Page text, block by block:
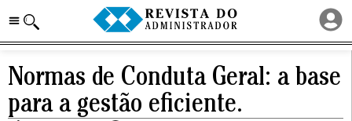
Normas de Conduta Geral: a base
para a gestão eficiente.